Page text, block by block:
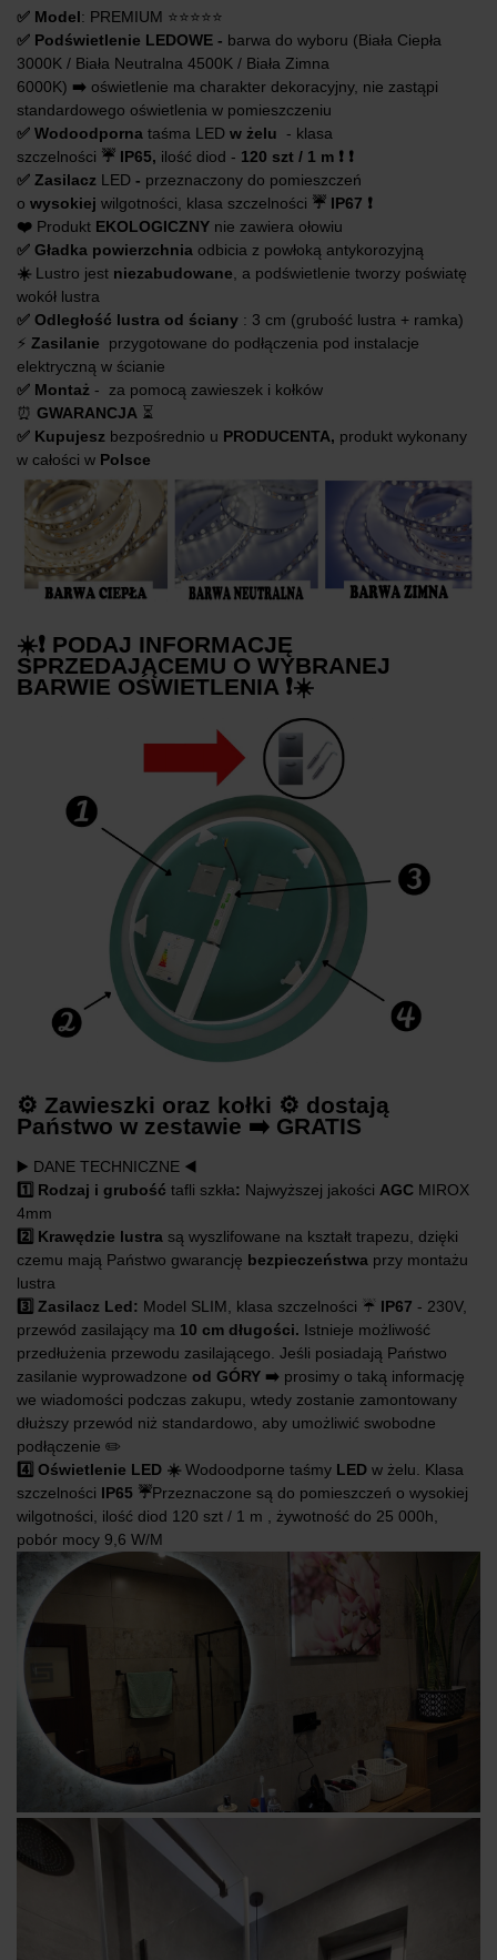
✅ Model: PREMIUM ⭐️⭐️⭐️⭐️⭐️
✅ Podświetlenie LEDOWE - barwa do wyboru (Biała Ciepła
3000K / Biała Neutralna 4500K / Biała Zimna
6000K) ➡️ oświetlenie ma charakter dekoracyjny, nie zastąpi
standardowego oświetlenia w pomieszczeniu
✅ Wodoodporna taśma LED w żelu - klasa
szczelności ☔️ IP65, ilość diod - 120 szt / 1 m ❗️ ❗️
✅ Zasilacz LED - przeznaczony do pomieszczeń
o wysokiej wilgotności, klasa szczelności ☔️ IP67 ❗️
❤️ Produkt EKOLOGICZNY nie zawiera ołowiu
✅ Gładka powierzchnia odbicia z powłoką antykorozyjną
☀️ Lustro jest niezabudowane, a podświetlenie tworzy poświatę
wokół lustra
✅ Odległość lustra od ściany : 3 cm (grubość lustra + ramka)
⚡️ Zasilanie przygotowane do podłączenia pod instalacje
elektryczną w ścianie
✅ Montaż - za pomocą zawieszek i kołków
⏰ GWARANCJA ⏳
✅ Kupujesz bezpośrednio u PRODUCENTA, produkt wykonany
w całości w Polsce
☀️❗ PODAJ INFORMACJĘ
SPRZEDAJĄCEMU O WYBRANEJ
BARWIE OŚWIETLENIA ❗☀️
⚙️ Zawieszki oraz kołki ⚙️ dostają
Państwo w zestawie ➡️ GRATIS
▶️ DANE TECHNICZNE ◀️
1️⃣ Rodzaj i grubość tafli szkła: Najwyższej jakości AGC MIROX
4mm
2️⃣ Krawędzie lustra są wyszlifowane na kształt trapezu, dzięki
czemu mają Państwo gwarancję bezpieczeństwa przy montażu
lustra
3️⃣ Zasilacz Led: Model SLIM, klasa szczelności ☔️ IP67 - 230V,
przewód zasilający ma 10 cm długości. Istnieje możliwość
przedłużenia przewodu zasilającego. Jeśli posiadają Państwo
zasilanie wyprowadzone od GÓRY ➡️ prosimy o taką informację
we wiadomości podczas zakupu, wtedy zostanie zamontowany
dłuższy przewód niż standardowo, aby umożliwić swobodne
podłączenie ✏️
4️⃣ Oświetlenie LED ☀️ Wodoodporne taśmy LED w żelu. Klasa
szczelności IP65 ☔️Przeznaczone są do pomieszczeń o wysokiej
wilgotności, ilość diod 120 szt / 1 m , żywotność do 25 000h,
pobór mocy 9,6 W/M